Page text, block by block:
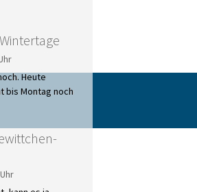
Heute
bis Montag noch